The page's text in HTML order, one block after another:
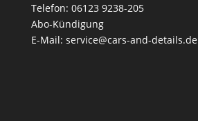
Telefon: 06123 9238-205
Abo-Kündigung
E-Mail: service@cars-and-details.de